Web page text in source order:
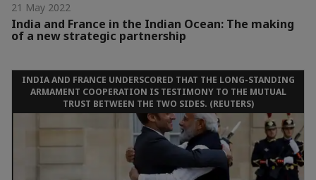
21 May 2022
India and France in the Indian Ocean: The making
of a new strategic partnership
INDIA AND FRANCE UNDERSCORED THAT THE LONG-STANDING
ARMAMENT COOPERATION IS TESTIMONY TO THE MUTUAL
TRUST BETWEEN THE TWO SIDES. (REUTERS)